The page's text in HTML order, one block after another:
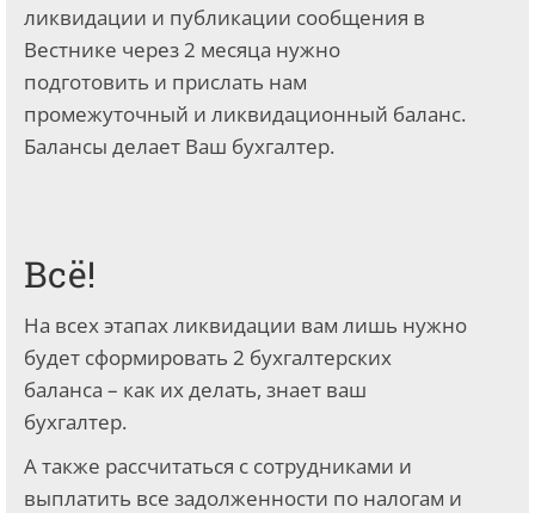
ликвидации и публикации сообщения в
Вестнике через 2 месяца нужно
подготовить и прислать нам
промежуточный и ликвидационный баланс.
Балансы делает Ваш бухгалтер.
Всё!
На всех этапах ликвидации вам лишь нужно
будет сформировать 2 бухгалтерских
баланса – как их делать, знает ваш
бухгалтер.
А также рассчитаться с сотрудниками и
выплатить все задолженности по налогам и